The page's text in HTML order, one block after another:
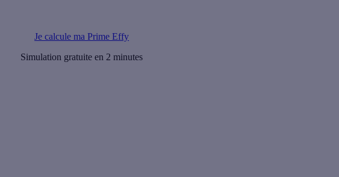
Je calcule ma Prime Effy
Simulation gratuite en 2 minutes